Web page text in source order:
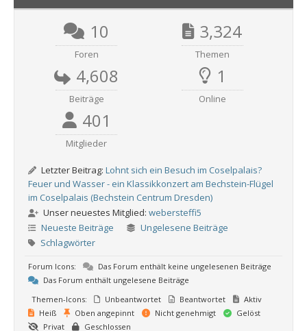
10
Foren
3,324
Themen
4,608
Beiträge
1
Online
401
Mitglieder
Letzter Beitrag: Lohnt sich ein Besuch im Coselpalais?
Feuer und Wasser - ein Klassikkonzert am Bechstein-Flügel
im Coselpalais (Bechstein Centrum Dresden)
Unser neuestes Mitglied: webersteffi5
Neueste Beiträge
Ungelesene Beiträge
Schlagwörter
Forum Icons:
Das Forum enthält keine ungelesenen Beiträge
Das Forum enthält ungelesene Beiträge
Themen-Icons:
Unbeantwortet Beantwortet
Aktiv
Heiß
Oben angepinnt Nicht genehmigt
Gelöst
Privat
Geschlossen